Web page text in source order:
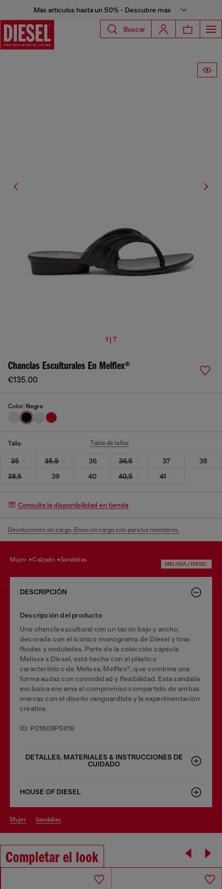
Más artículos hasta un 50% - Descubre más
Buscar
1 | 7
Chanclas Esculturales En Melflex®
€135.00
Color: Negro
Talla: Tabla de tallas
35 35,5 36 36,5 37
38
38,5
39 40 40,5 41
Consulta la disponibilidad en tienda
Devoluciones sin cargo. Envío sin cargo solo para los miembros.
mujer calzado sandalias
MELISSA / DIESEL
DESCRIPCIÓN
Descripción del producto
Una chancla escultural con un tacón bajo y ancho,
decorada con el icónico monograma de Diesel y tiras
fluidas y onduladas. Parte de la colección cápsula
Melissa x Diesel, está hecha con el plástico
característico de Melissa, Melflex®, que combina una
forma audaz con comodidad y flexibilidad. Esta sandalia
exclusiva encarna el compromiso compartido de ambas
marcas con el diseño vanguardista y la experimentación
creativa.
ID: P01609PS916
DETALLES, MATERIALES & INSTRUCCIONES DE
CUIDADO
HOUSE OF DIESEL
mujer sandalias
Completar el look